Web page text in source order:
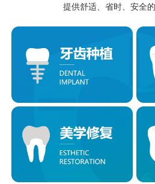
提供舒适、省时、安全